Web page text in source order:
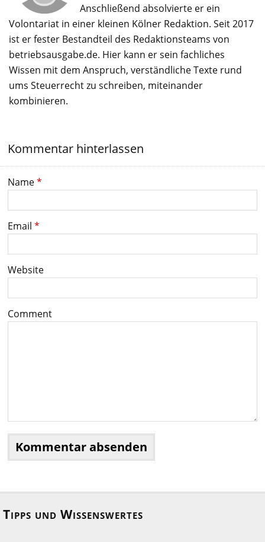
Anschließend absolvierte er ein
Volontariat in einer kleinen Kölner Redaktion. Seit 2017
ist er fester Bestandteil des Redaktionsteams von
betriebsausgabe.de. Hier kann er sein fachliches
Wissen mit dem Anspruch, verständliche Texte rund
ums Steuerrecht zu schreiben, miteinander
kombinieren.
Kommentar hinterlassen
Name*
Email *
Website
Comment
Tipps und Wissenswertes